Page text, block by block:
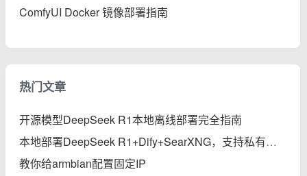
ComfyUI Docker 镜像部署指南
热门文章
开源模型DeepSeek R1本地离线部署完全指南
本地部署DeepSeek R1+Dify+SearXNG，支持私有知识库、智能体、联网搜索的保姆级教程
教你给armbian配置固定IP